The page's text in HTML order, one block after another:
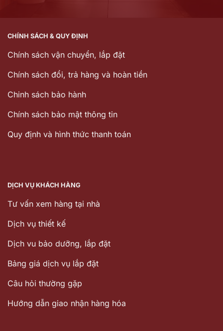
CHÍNH SÁCH & QUY ĐỊNH
Chính sách vận chuyển, lắp đặt
Chính sách đổi, trả hàng và hoàn tiền
Chinh sách bảo hành
Chính sách bảo mật thông tin
Quy định và hình thức thanh toán
DỊCH VỤ KHÁCH HÀNG
Tư vấn xem hàng tại nhà
Dịch vụ thiết kế
Dịch vu bảo dưỡng, lắp đặt
Bảng giá dịch vụ lắp đặt
Câu hỏi thường gặp
Hướng dẫn giao nhận hàng hóa